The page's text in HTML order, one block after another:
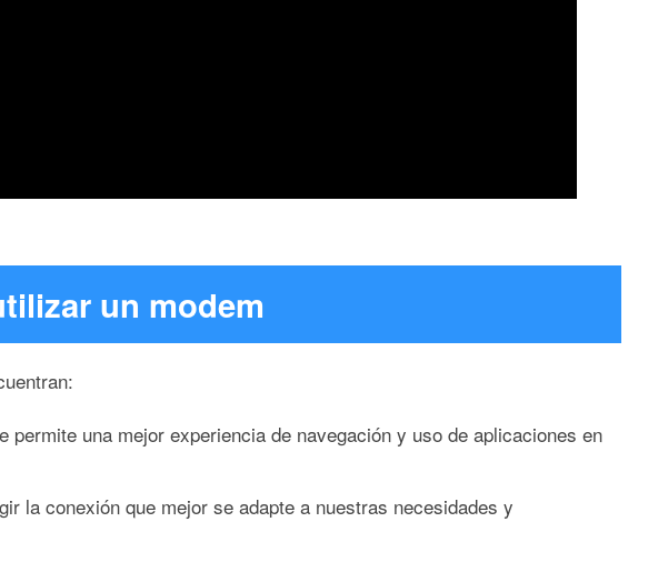
un modem
una mejor experiencia de navegación y uso de aplicaciones en
la conexión que mejor se adapte a nuestras necesidades y